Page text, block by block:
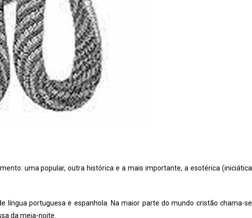
uma popular, outra histórica e a mais importante, a esotérica (iniciática
língua portuguesa e espanhola. Na maior parte do mundo cristão chama-se
da meia-noite.